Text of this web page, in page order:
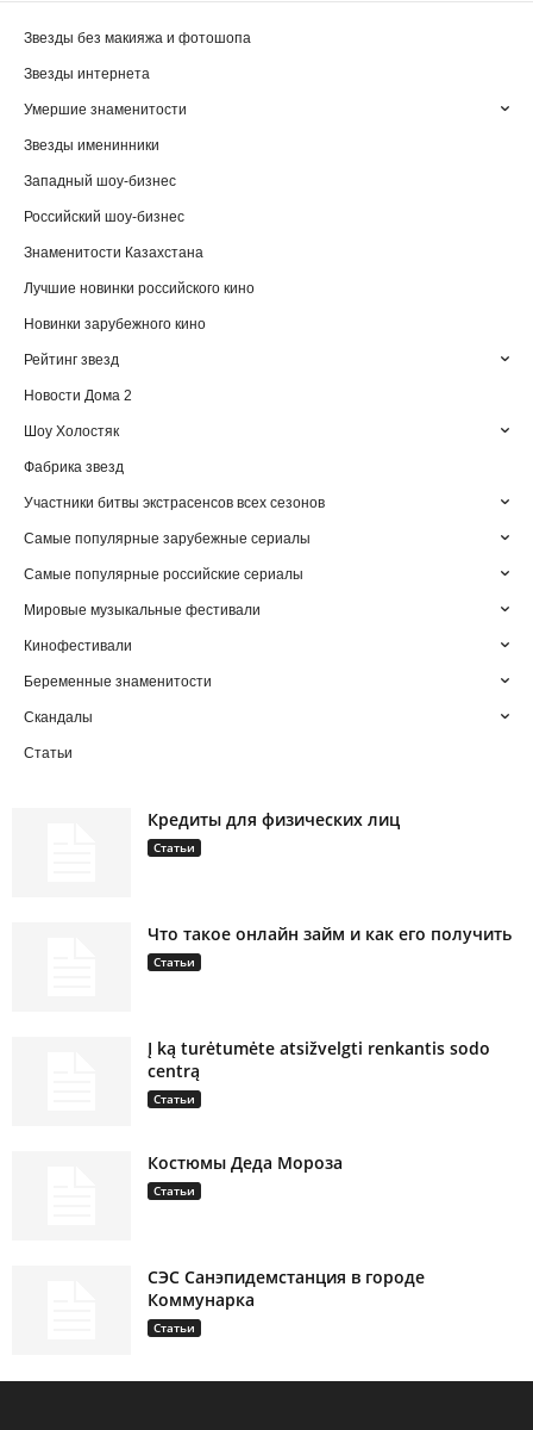
Звезды без макияжа и фотошопа
Звезды интернета
Умершие знаменитости
Звезды именинники
Западный шоу-бизнес
Российский шоу-бизнес
Знаменитости Казахстана
Лучшие новинки российского кино
Новинки зарубежного кино
Рейтинг звезд
Новости Дома 2
Шоу Холостяк
Фабрика звезд
Участники битвы экстрасенсов всех сезонов
Самые популярные зарубежные сериалы
Самые популярные российские сериалы
Мировые музыкальные фестивали
Кинофестивали
Беременные знаменитости
Скандалы
Статьи
Кредиты для физических лиц
Статьи
Что такое онлайн займ и как его получить
Статьи
Į ką turėtumėte atsižvelgti renkantis sodo
centrą
Статьи
Костюмы Деда Мороза
Статьи
СЭС Санэпидемстанция в городе
Коммунарка
Статьи